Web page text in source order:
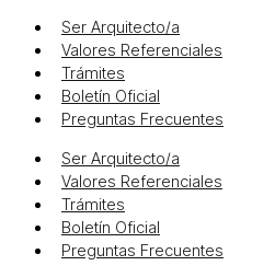
Ser Arquitecto/a
Valores Referenciales
Trámites
Boletín Oficial
Preguntas Frecuentes
Ser Arquitecto/a
Valores Referenciales
Trámites
Boletín Oficial
Preguntas Frecuentes